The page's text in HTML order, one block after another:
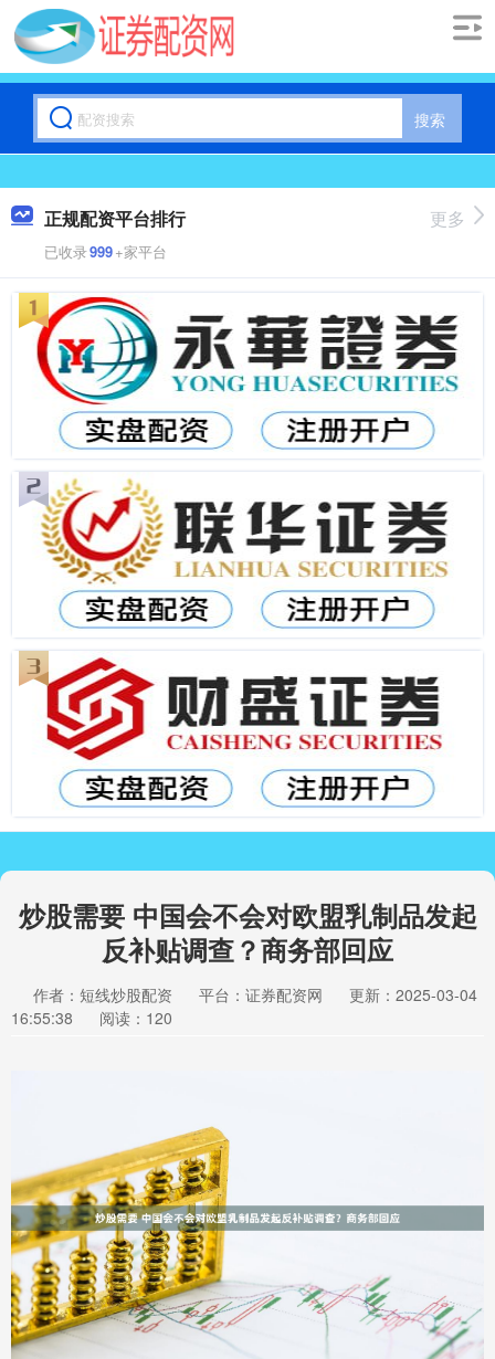
搜索
正规配资平台排行
已收录999+家平台
更多
炒股需要 中国会不会对欧盟乳制品发起
反补贴调查？商务部回应
作者：短线炒股配资 平台：证券配资网
更新：2025-03-04
16:55:38
阅读：120